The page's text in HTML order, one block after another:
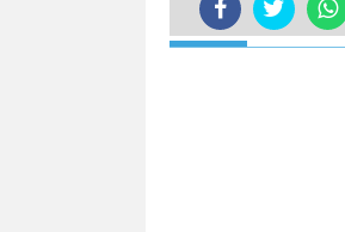
Sosok Ahmad
TERKINI